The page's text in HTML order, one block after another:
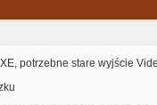
potrzebne stare wyjście